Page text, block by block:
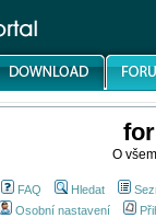
O
FAQ Hledat
Osobní nastavení